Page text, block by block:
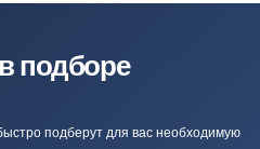
подборе
подберут для вас необходимую